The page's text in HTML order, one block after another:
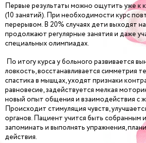
Первые результаты можно ощутить уже к
(10 занятий). При необходимости курс
перерывом. В 20% случаях дети выходят
продолжают регулярные занятия и даже
специальных олимпиадах.
По итогу курса у больного развивается
ловкость, восстанавливается симметрия
спастика в мышцах, уходят признаки
равновесие, задействуется мелкая
новый опыт общения и взаимодействия с
Происходит стимуляция чувств,
органов. Пациент учится быть собранным
запоминать и выполнять упражнения,
действия.